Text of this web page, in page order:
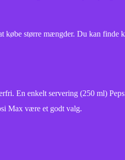
købe større mængder. Du kan finde
En enkelt servering (250 ml)
Max være et godt valg.